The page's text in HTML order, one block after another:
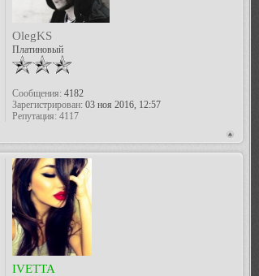
OlegKS
Платиновый
Сообщения:4182
Зарегистрирован:03 ноя 2016, 12:57
Репутация: 4117
IVETTA